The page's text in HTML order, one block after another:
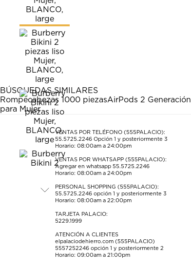
BÚSQUEDAS SIMILARES
Rompecabezas 1000 piezasAirPods 2 Generación
para Mujer
VENTAS POR TELÉFONO (555PALACIO):
55.5725.2246 Opción 1 y posteriormente 3
Horario: 08:00am a 24:00pm
VENTAS POR WHATSAPP (555PALACIO):
Agregar en whatsapp 55.5725.2246
Horario: 08:00am a 24:00pm
PERSONAL SHOPPING (555PALACIO):
55.5725.2246 opción 1 y posteriormente 3
Horario: 08:00am a 22:00pm
TARJETA PALACIO:
5229.1999
ATENCIÓN A CLIENTES
elpalaciodehierro.com (555PALACIO)
5557252246 opción 1 y posteriormente 2
Horario: 09:00am a 21:00pm